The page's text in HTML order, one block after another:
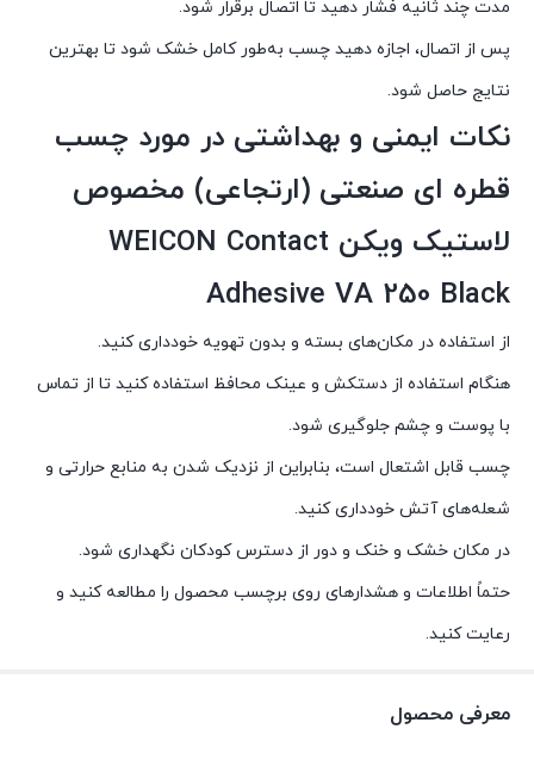
مدت چند ثانیه فشار دهید تا اتصال برقرار شود.
پس از اتصال، اجازه دهید چسب به‌طور کامل خشک شود تا بهترین
نتایج حاصل شود.
نکات ایمنی و بهداشتی در مورد چسب
قطره ای صنعتی (ارتجاعی) مخصوص
لاستیک ویکن WEICON Contact
Adhesive VA 250 Black
از استفاده در مکان‌های بسته و بدون تهویه خودداری کنید.
هنگام استفاده از دستکش و عینک محافظ استفاده کنید تا از تماس
با پوست و چشم جلوگیری شود.
چسب قابل اشتعال است، بنابراین از نزدیک شدن به منابع حرارتی و
شعله‌های آتش خودداری کنید.
در مکان خشک و خنک و دور از دسترس کودکان نگهداری شود.
حتماً اطلاعات و هشدارهای روی برچسب محصول را مطالعه کنید و
رعایت کنید.
معرفی محصول